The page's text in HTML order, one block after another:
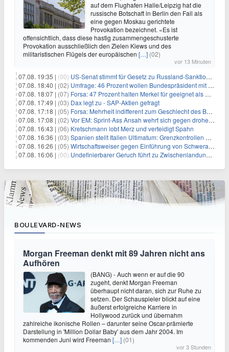
auf dem Flughafen Halle/Leipzig hat die
russische Botschaft in Berlin den Fall als
eine gegen Moskau gerichtete
Provokation bezeichnet. «Es ist
offensichtlich, dass diese hastig zusammengeschusterte
Provokation ausschließlich den Zielen Kiews und des
militaristischen Flügels der europäischen […] (02)
vor 13 Minuten
07.08. 19:35 | (00) US-Senat stimmt für Gesetz zu Russland-Sanktionen
07.08. 18:40 | (02) Umfrage: 46 Prozent wollen Bundespräsident mit Politik-Erfahrung
07.08. 18:07 | (07) Forsa: 47 Prozent halten Merkel für geeignet als Bundespräsidentin
07.08. 17:49 | (03) Dax legt zu - SAP-Aktien gefragt
07.08. 17:18 | (05) Forsa: Mehrheit indifferent zum Geschlecht des Bundespräsidenten
07.08. 17:08 | (02) Vor EM: Sprint-Ass Ansah wehrt sich gegen drohende Sperre
07.08. 16:43 | (06) Kretschmann lobt Merz und verteidigt Spahn
07.08. 16:36 | (03) Spanien stellt Italien Ultimatum: Grenzkontrollen beenden
07.08. 16:26 | (05) Wirtschaftsweiser gegen Einführung von Schwerarbeiter-Rente
07.08. 16:06 | (00) Undefinierbarer Geruch führt zu Zwischenlandung von Flieger
BOULEVARD-NEWS
Morgan Freeman denkt mit 89 Jahren nicht ans
Aufhören
(BANG) - Auch wenn er auf die 90
zugeht, denkt Morgan Freeman
überhaupt nicht daran, sich zur Ruhe zu
setzen. Der Schauspieler blickt auf eine
äußerst erfolgreiche Karriere in
Hollywood zurück und übernahm
zahlreiche ikonische Rollen – darunter seine Oscar-prämierte
Darstellung in 'Million Dollar Baby' aus dem Jahr 2004. Im
kommenden Juni wird Freeman […] (01)
vor 3 Stunden